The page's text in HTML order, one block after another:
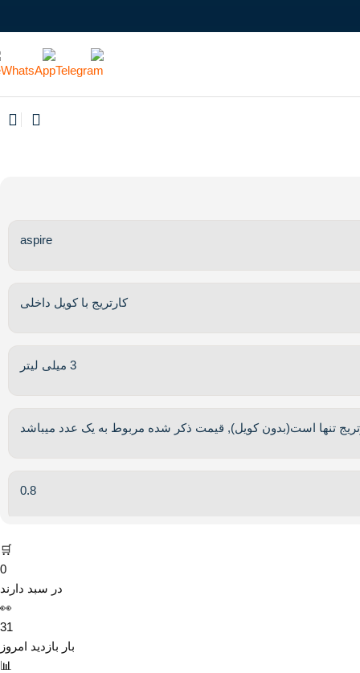
aspire
کارتریج با کویل داخلی
3 میلی لیتر
تنها است(بدون کویل), قیمت ذکر شده مربوط به یک عدد میباشد
0.8
🛒
0
در سبد دارند
👀
31
بار بازدید امروز
📊